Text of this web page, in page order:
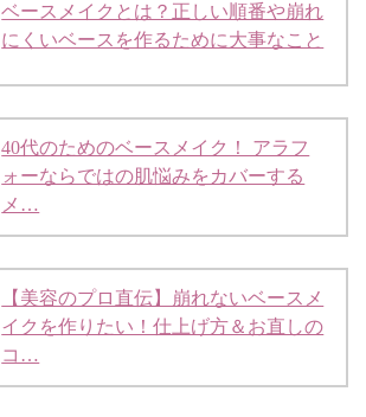
ベースメイクとは？正しい順番や崩れ
にくいベースを作るために大事なこと
40代のためのベースメイク！ アラフ
ォーならではの肌悩みをカバーする
メ…
【美容のプロ直伝】崩れないベースメ
イクを作りたい！仕上げ方＆お直しの
コ…